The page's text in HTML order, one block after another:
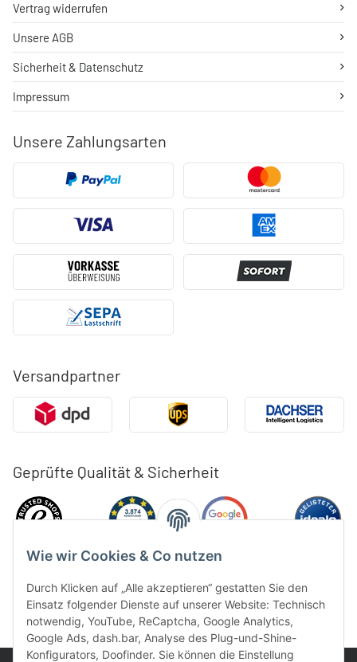
Wie wir Cookies & Co nutzen
Durch Klicken auf „Alle akzeptieren“ gestatten Sie den
Einsatz folgender Dienste auf unserer Website: Technisch
notwendig, YouTube, ReCaptcha, Google Analytics,
Google Ads, dash.bar, Analyse des Plug-und-Shine-
Konfigurators, Doofinder. Sie können die Einstellung
Unsere Zahlungsarten
Versandpartner
Geprüfte Qualität & Sicherheit
Vertrag widerrufen
Unsere AGB
Sicherheit & Datenschutz
Impressum